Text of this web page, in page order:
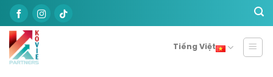
Skip
content
Tiếng Việt